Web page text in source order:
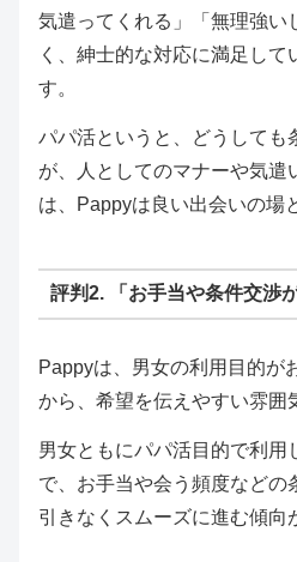
気遣ってくれる」「無理強い
く、紳士的な対応に満足し
す。
パパ活というと、どうしても
が、人としてのマナーや気遣
は、Pappyは良い出会いの場
評判2. 「お手当や条件交渉
Pappyは、男女の利用目的が
から、希望を伝えやすい雰囲
男女ともにパパ活目的で利用
で、お手当や会う頻度などの
引きなくスムーズに進む傾向